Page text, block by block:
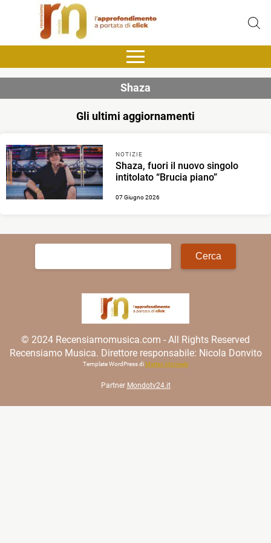
Shaza
Gli ultimi aggiornamenti
NOTIZIE
Shaza, fuori il nuovo singolo
intitolato “Brucia piano”
07 Giugno 2026
Ricerca
© 2024 Recensiamomusica.com - All Rights Reserved
Recensiamo Musica. Direttore responsabile: Nicola Donvito
Template WordPress di Matteo Morreale
Partner Mondotv24.it